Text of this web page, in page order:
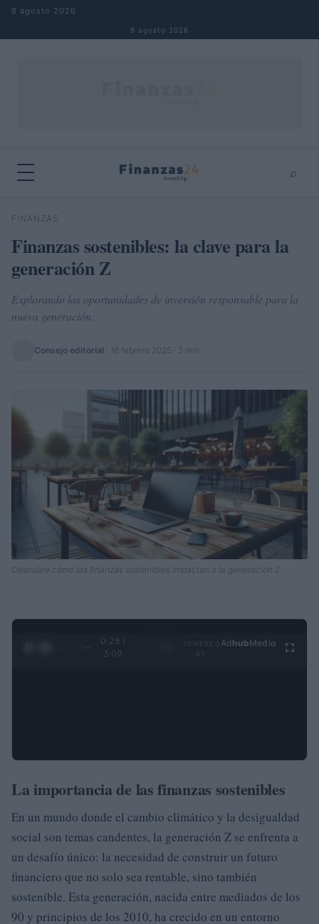
Saltar al contenido
8 agosto 2026
8 agosto 2026
⌕
Buscar
FINANZAS
Finanzas sostenibles: la clave para la
generación Z
Explorando las oportunidades de inversión responsable para la
nueva generación.
Consejo editorial 16 febrero 2025 · 2 min
Descubre cómo las finanzas sostenibles impactan a la generación Z.
0:28 /
3:09
Ad hubMedia
La importancia de las finanzas sostenibles
En un mundo donde el cambio climático y la desigualdad
social son temas candentes, la generación Z se enfrenta a
un desafío único: la necesidad de construir un futuro
financiero que no solo sea rentable, sino también
sostenible. Esta generación, nacida entre mediados de los
90 y principios de los 2010, ha crecido en un entorno